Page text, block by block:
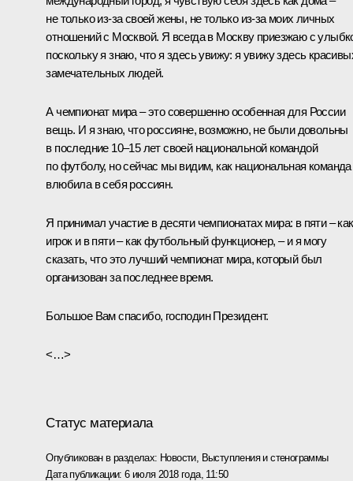
не только из-за своей жены, не только из-за моих личных
отношений с Москвой. Я всегда в Москву приезжаю с
поскольку я знаю, что я здесь увижу: я увижу здесь
замечательных людей.
А чемпионат мира – это совершенно особенная для России
вещь. И я знаю, что россияне, возможно, не были довольны
в последние 10–15 лет своей национальной командой
по футболу, но сейчас мы видим, как национальная команда
влюбила в себя россиян.
Я принимал участие в десяти чемпионатах мира: в пяти – как
игрок и в пяти – как футбольный функционер, – и я могу
сказать, что это лучший чемпионат мира, который был
организован за последнее время.
Большое Вам спасибо, господин Президент.
<…>
Статус материала
Опубликован в разделах: Новости, Выступления и стенограммы
Дата публикации:6 июля 2018 года, 11:50